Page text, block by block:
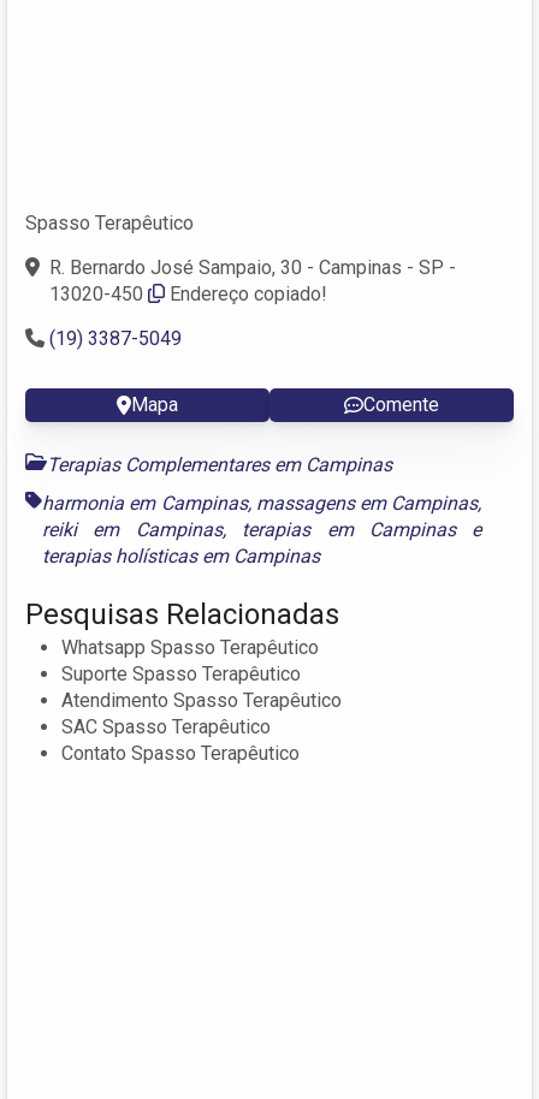
Spasso Terapêutico
R. Bernardo José Sampaio, 30 - Campinas - SP -
13020-450
Endereço copiado!
(19) 3387-5049
Mapa Comente
Terapias Complementares em Campinas
harmonia em Campinas, massagens em Campinas,
reiki em Campinas, terapias em Campinase
terapias holísticas em Campinas
Pesquisas Relacionadas
Whatsapp Spasso Terapêutico
Suporte Spasso Terapêutico
Atendimento Spasso Terapêutico
SAC Spasso Terapêutico
Contato Spasso Terapêutico